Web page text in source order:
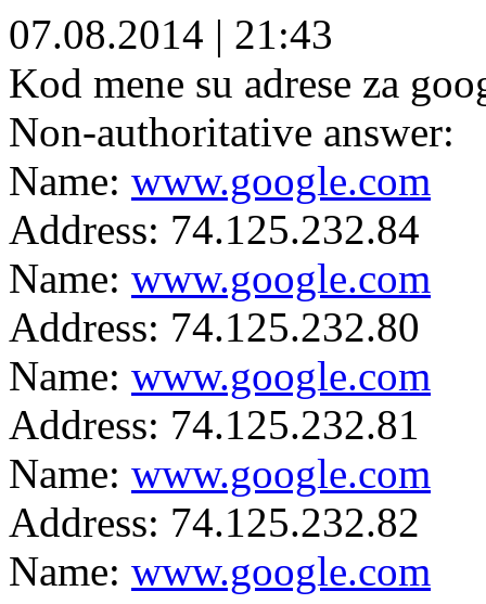
07.08.2014 | 21:43
Kod mene su adrese za
Non-authoritative answer:
Name: www.google.com
Address: 74.125.232.84
Name: www.google.com
Address: 74.125.232.80
Name: www.google.com
Address: 74.125.232.81
Name: www.google.com
Address: 74.125.232.82
Name: www.google.com